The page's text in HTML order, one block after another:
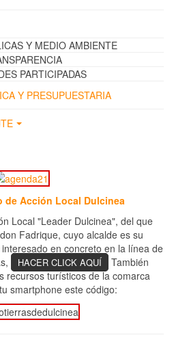
Y MEDIO AMBIENTE
PARTICIPADAS
Y PRESUPUESTARIA
de Acción Local Dulcinea
Local "Leader Dulcinea", del que
Fadrique, cuyo alcalde es su
en concreto en la línea de
HACER CLICK AQUÍ
También
recursos turísticos de la comarca
smartphone este código: